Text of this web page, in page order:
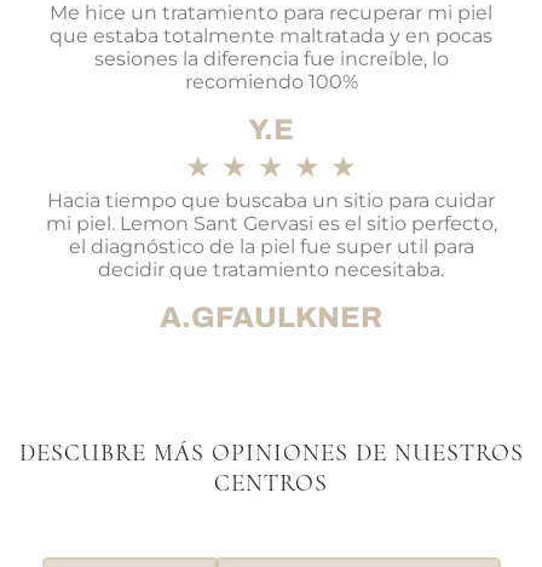
Me hice un tratamiento para recuperar mi piel
que estaba totalmente maltratada y en pocas
sesiones la diferencia fue increíble, lo
recomiendo 100%
Y.E
★ ★ ★ ★ ★
Hacia tiempo que buscaba un sitio para cuidar
mi piel. Lemon Sant Gervasi es el sitio perfecto,
el diagnóstico de la piel fue super util para
decidir que tratamiento necesitaba.
A.GFAULKNER
DESCUBRE MÁS OPINIONES DE NUESTROS
CENTROS